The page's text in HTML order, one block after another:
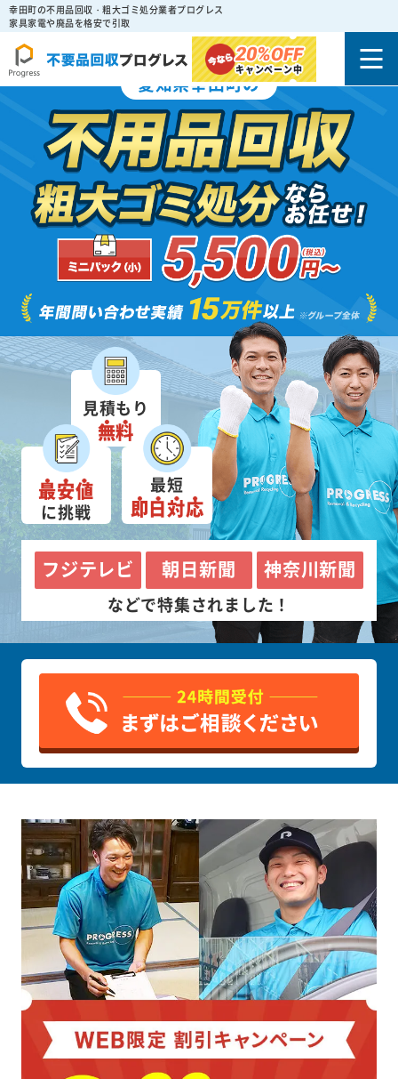
幸田町の不用品回収・粗大ゴミ処分業者プログレス
家具家電や廃品を格安で引取
20%OFF
キャンペーン中
愛知県幸田町の
見積もり
無料
最安値
に挑戦
最短
即日対応
フジテレビ 朝日新聞 神奈川新聞
などで特集されました！